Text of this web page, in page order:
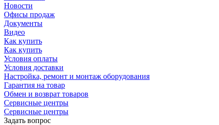
Новости
Офисы продаж
Документы
Видео
Как купить
Как купить
Условия оплаты
Условия доставки
Настройка, ремонт и монтаж оборудования
Гарантия на товар
Обмен и возврат товаров
Сервисные центры
Сервисные центры
Задать вопрос